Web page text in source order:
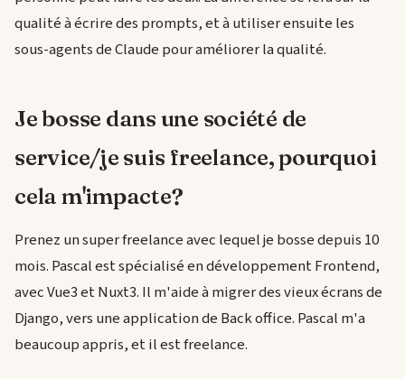
qualité à écrire des prompts, et à utiliser ensuite les
sous-agents de Claude pour améliorer la qualité.
Je bosse dans une société de
service/je suis freelance, pourquoi
cela m'impacte?
Prenez un super freelance avec lequel je bosse depuis 10
mois. Pascal est spécialisé en développement Frontend,
avec Vue3 et Nuxt3. Il m'aide à migrer des vieux écrans de
Django, vers une application de Back office. Pascal m'a
beaucoup appris, et il est freelance.